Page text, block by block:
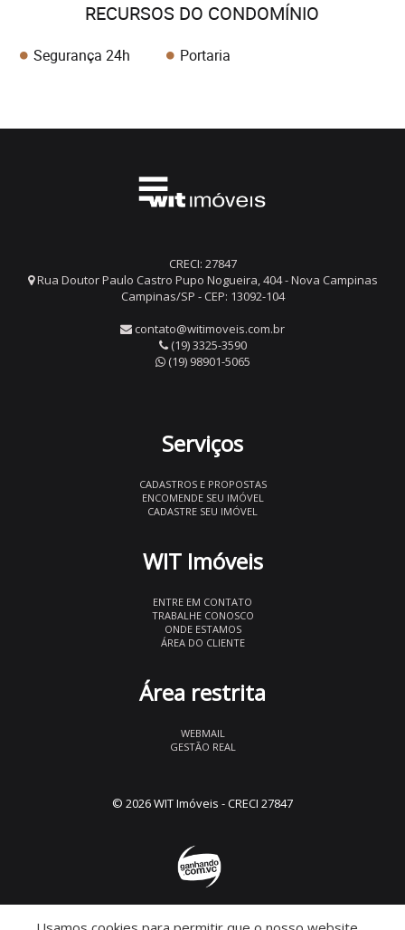
RECURSOS DO CONDOMÍNIO
Segurança 24h Portaria
CRECI: 27847
Rua Doutor Paulo Castro Pupo Nogueira, 404 - Nova Campinas
Campinas/SP - CEP: 13092-104
contato@witimoveis.com.br
(19) 3325-3590
(19) 98901-5065
Serviços
CADASTROS E PROPOSTAS
ENCOMENDE SEU IMÓVEL
CADASTRE SEU IMÓVEL
WIT Imóveis
ENTRE EM CONTATO
TRABALHE CONOSCO
ONDE ESTAMOS
ÁREA DO CLIENTE
Área restrita
WEBMAIL
GESTÃO REAL
© 2026 WIT Imóveis - CRECI 27847